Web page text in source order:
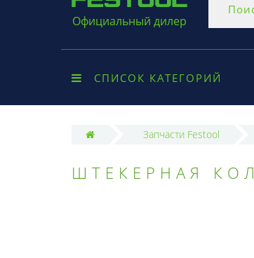
Официальный дилер
СПИСОК КАТЕГОРИЙ
Запчасти Festool
ШТЕКЕРНАЯ